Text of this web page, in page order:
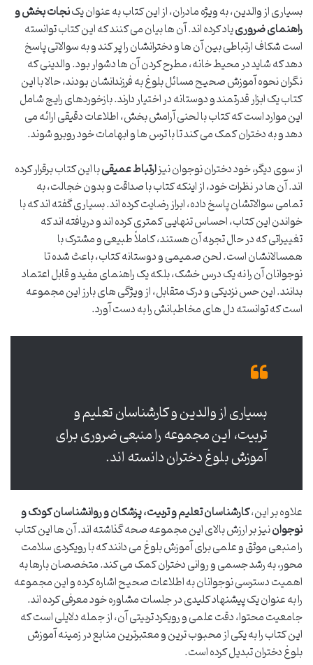
بسیاری از والدین، به ویژه مادران، از این کتاب به عنوان یکنجات بخش و
راهنمای ضرورییاد کرده اند. آن ها بیان می کنند که این کتاب توانسته
است شکاف ارتباطی بین آن ها و دخترانشان را پر کند و به سوالاتی پاسخ
دهد که شاید در محیط خانه، مطرح کردن آن ها دشوار بود. والدینی که
نگران نحوه آموزش صحیح مسائل بلوغ به فرزندانشان بودند، حالا با این
کتاب یک ابزار قدرتمند و دوستانه در اختیار دارند. بازخوردهای رایج شامل
این موارد است که کتاب با لحنی آرامش بخش، اطلاعات دقیقی ارائه می
دهد و به دختران کمک می کند تا با ترس ها و ابهامات خود روبرو شوند.
از سوی دیگر، خود دختران نوجوان نیزارتباط عمیقیبا این کتاب برقرار کرده
اند. آن ها در نظرات خود، از اینکه کتاب با صداقت و بدون خجالت، به
تمامی سوالاتشان پاسخ داده، ابراز رضایت کرده اند. بسیاری گفته اند که با
خواندن این کتاب، احساس تنهایی کمتری کرده اند و دریافته اند که
تغییراتی که در حال تجربه آن هستند، کاملاً طبیعی و مشترک با
همسالانشان است. لحن صمیمی و دوستانه کتاب، باعث شده تا
نوجوانان آن را نه یک درس خشک، بلکه یک راهنمای مفید و قابل اعتماد
بدانند. این حس نزدیکی و درک متقابل، از ویژگی های بارز این مجموعه
است که توانسته دل های مخاطبانش را به دست آورد.
بسیاری از والدین و کارشناسان تعلیم و
تربیت، این مجموعه را منبعی ضروری برای
آموزش بلوغ دختران دانسته اند.
علاوه بر این،کارشناسان تعلیم و تربیت، پزشکان و روانشناسان کودک و
نوجواننیز بر ارزش بالای این مجموعه صحه گذاشته اند. آن ها این کتاب
را منبعی موثق و علمی برای آموزش بلوغ می دانند که با رویکردی سلامت
محور، به رشد جسمی و روانی دختران کمک می کند. متخصصان بارها به
اهمیت دسترسی نوجوانان به اطلاعات صحیح اشاره کرده و این مجموعه
را به عنوان یک پیشنهاد کلیدی در جلسات مشاوره خود معرفی کرده اند.
جامعیت محتوا، دقت علمی و رویکرد تربیتی آن، از جمله دلایلی است که
این کتاب را به یکی از محبوب ترین و معتبرترین منابع در زمینه آموزش
بلوغ دختران تبدیل کرده است.